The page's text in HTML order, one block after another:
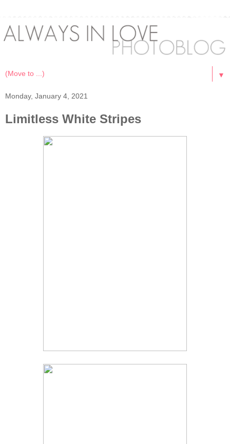
▼
Monday, January 4, 2021
Limitless White Stripes